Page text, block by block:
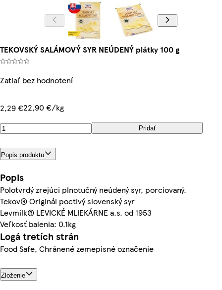
TEKOVSKÝ SALÁMOVÝ SYR NEÚDENÝ plátky 100 g
Zatiaľ bez hodnotení
2,29 €22,90 €/kg
Pridať
Popis produktu
Popis
Polotvrdý zrejúci plnotučný neúdený syr, porciovaný.
Tekov® Originál poctivý slovenský syr
Levmilk® LEVICKÉ MLIEKÁRNE a.s. od 1953
Veľkosť balenia: 0.1kg
Logá tretích strán
Food Safe, Chránené zemepisné označenie
Zloženie